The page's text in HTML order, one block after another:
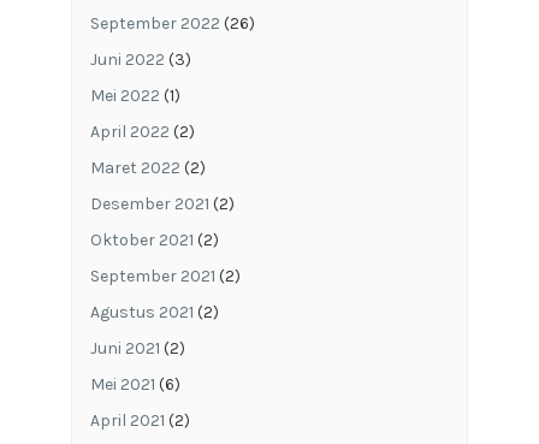
September 2022 (26)
Juni 2022 (3)
Mei 2022 (1)
April 2022 (2)
Maret 2022 (2)
Desember 2021 (2)
Oktober 2021 (2)
September 2021 (2)
Agustus 2021 (2)
Juni 2021 (2)
Mei 2021 (6)
April 2021 (2)